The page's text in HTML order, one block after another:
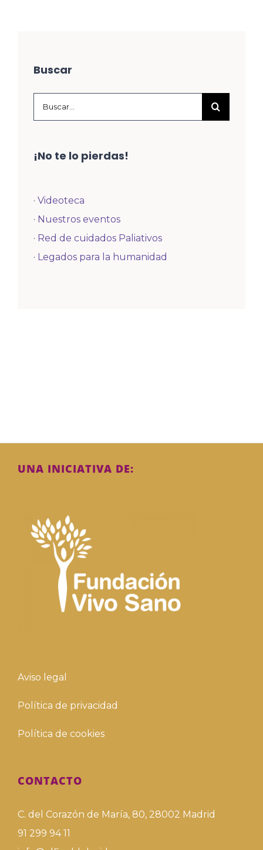
Buscar
¡No te lo pierdas!
·Videoteca
· Nuestros eventos
· Red de cuidados Paliativos
· Legados para la humanidad
UNA INICIATIVA DE:
Aviso legal
Política de privacidad
Política de cookies
CONTACTO
C. del Corazón de María, 80, 28002 Madrid
91 299 94 11